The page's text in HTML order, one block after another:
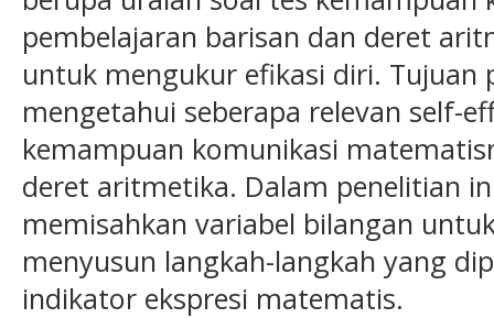
pembelajaran barisan dan deret
untuk mengukur efikasi diri. Tujuan
mengetahui seberapa relevan self-
kemampuan komunikasi
deret aritmetika. Dalam penelitian
memisahkan variabel bilangan
menyusun langkah-langkah yang
indikator ekspresi matematis.